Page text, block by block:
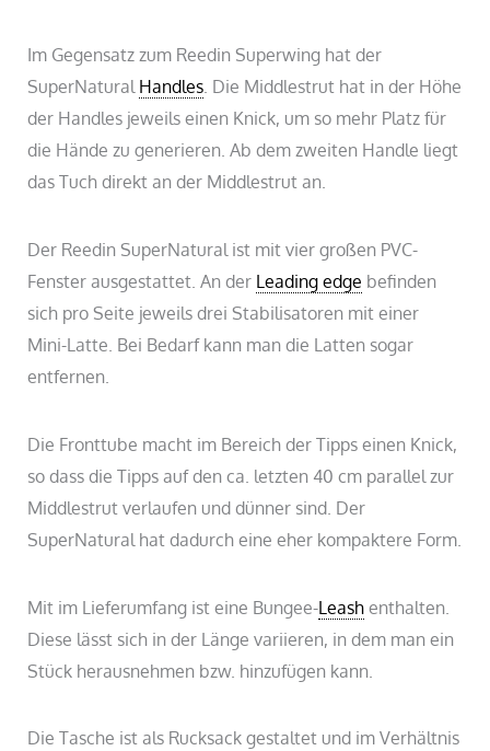
Im Gegensatz zum Reedin Superwing hat der
SuperNatural Handles . Die Middlestrut hat in der Höhe
der Handles jeweils einen Knick, um so mehr Platz für
die Hände zu generieren. Ab dem zweiten Handle liegt
das Tuch direkt an der Middlestrut an.
Der Reedin SuperNatural ist mit vier großen PVC-
Fenster ausgestattet. An der Leading edge befinden
sich pro Seite jeweils drei Stabilisatoren mit einer
Mini-Latte. Bei Bedarf kann man die Latten sogar
entfernen.
Die Fronttube macht im Bereich der Tipps einen Knick,
so dass die Tipps auf den ca. letzten 40 cm parallel zur
Middlestrut verlaufen und dünner sind. Der
SuperNatural hat dadurch eine eher kompaktere Form.
Mit im Lieferumfang ist eine Bungee-Leashenthalten.
Diese lässt sich in der Länge variieren, in dem man ein
Stück herausnehmen bzw. hinzufügen kann.
Die Tasche ist als Rucksack gestaltet und im Verhältnis